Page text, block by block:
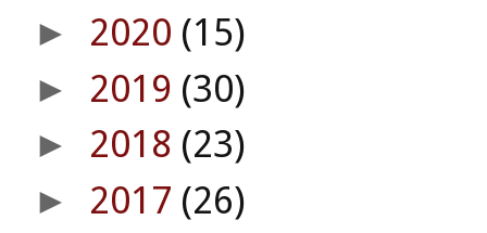
► 2020 (15)
► 2019 (30)
► 2018 (23)
► 2017 (26)